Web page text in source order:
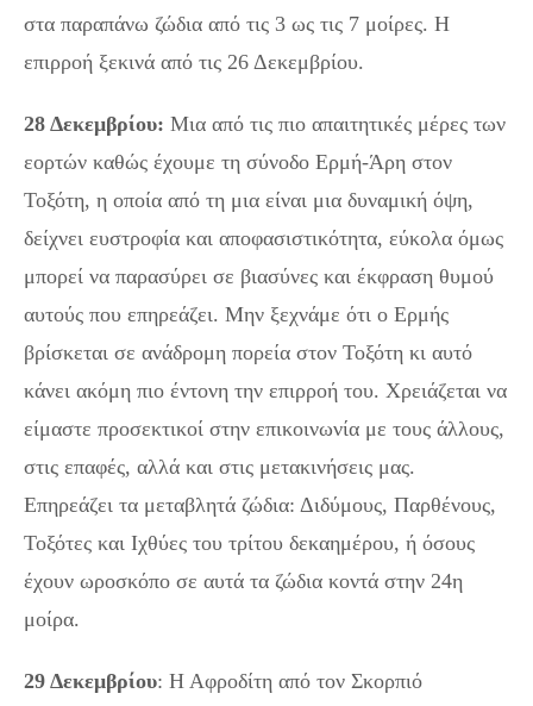
στα παραπάνω ζώδια από τις 3 ως τις 7 μοίρες. Η
επιρροή ξεκινά από τις 26 Δεκεμβρίου.
28 Δεκεμβρίου: Μια από τις πιο απαιτητικές μέρες των
εορτών καθώς έχουμε τη σύνοδο Ερμή-Άρη στον
Τοξότη, η οποία από τη μια είναι μια δυναμική όψη,
δείχνει ευστροφία και αποφασιστικότητα, εύκολα όμως
μπορεί να παρασύρει σε βιασύνες και έκφραση θυμού
αυτούς που επηρεάζει. Μην ξεχνάμε ότι ο Ερμής
βρίσκεται σε ανάδρομη πορεία στον Τοξότη κι αυτό
κάνει ακόμη πιο έντονη την επιρροή του. Χρειάζεται να
είμαστε προσεκτικοί στην επικοινωνία με τους άλλους,
στις επαφές, αλλά και στις μετακινήσεις μας.
Επηρεάζει τα μεταβλητά ζώδια: Διδύμους, Παρθένους,
Τοξότες και Ιχθύες του τρίτου δεκαημέρου, ή όσους
έχουν ωροσκόπο σε αυτά τα ζώδια κοντά στην 24η
μοίρα.
29 Δεκεμβρίου: Η Αφροδίτη από τον Σκορπιό